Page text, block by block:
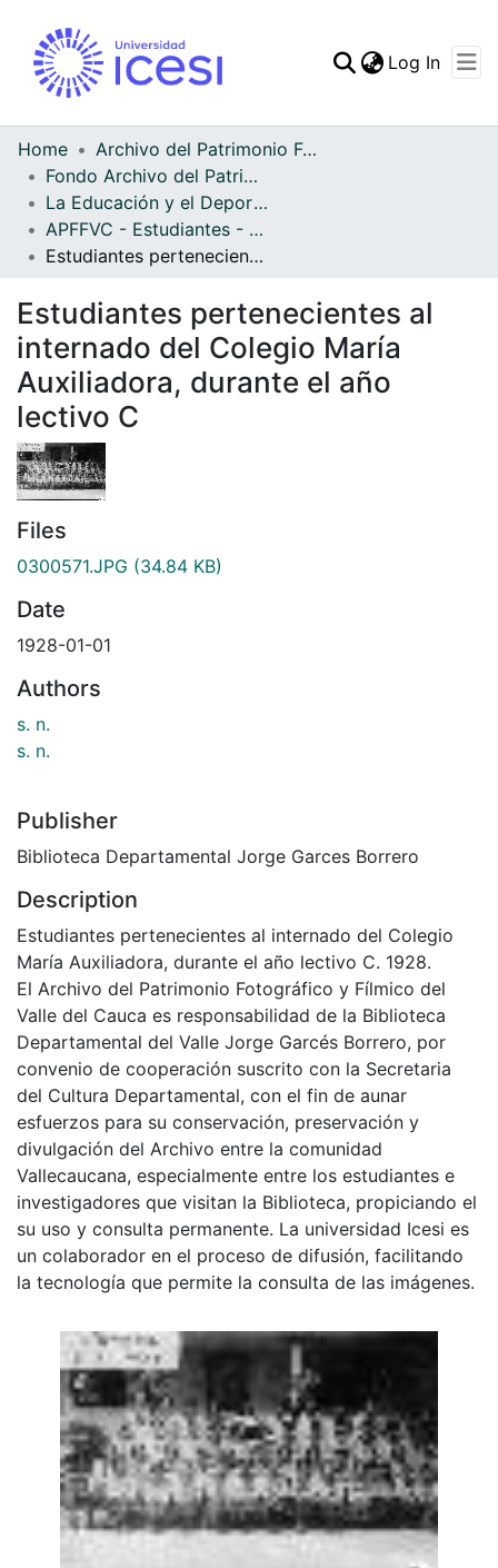
Log In
Home
Archivo del Patrimonio Fotográfico y Fílmico del Valle del Cauca
Fondo Archivo del Patrimonio Fotográfico y Fílmico del Valle del Cauca
La Educación y el Deporte
APFFVC - Estudiantes - Patrimonial
Estudiantes pertenecientes al internado del Colegio María Auxiliadora, durante el año lectivo C
Estudiantes pertenecientes al
internado del Colegio María
Auxiliadora, durante el año
lectivo C
Files
0300571.JPG (34.84 KB)
Date
1928-01-01
Authors
s. n.
s. n.
Publisher
Biblioteca Departamental Jorge Garces Borrero
Description
Estudiantes pertenecientes al internado del Colegio
María Auxiliadora, durante el año lectivo C. 1928.
El Archivo del Patrimonio Fotográfico y Fílmico del
Valle del Cauca es responsabilidad de la Biblioteca
Departamental del Valle Jorge Garcés Borrero, por
convenio de cooperación suscrito con la Secretaria
del Cultura Departamental, con el fin de aunar
esfuerzos para su conservación, preservación y
divulgación del Archivo entre la comunidad
Vallecaucana, especialmente entre los estudiantes e
investigadores que visitan la Biblioteca, propiciando el
su uso y consulta permanente. La universidad Icesi es
un colaborador en el proceso de difusión, facilitando
la tecnología que permite la consulta de las imágenes.